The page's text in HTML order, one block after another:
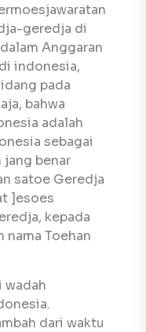
geredja di
Anggaran
indonesia,
pada
bahwa
adalah
sebagai
benar
satoe Geredja
]esoes
kepada
Toehan
wadah
dari waktu